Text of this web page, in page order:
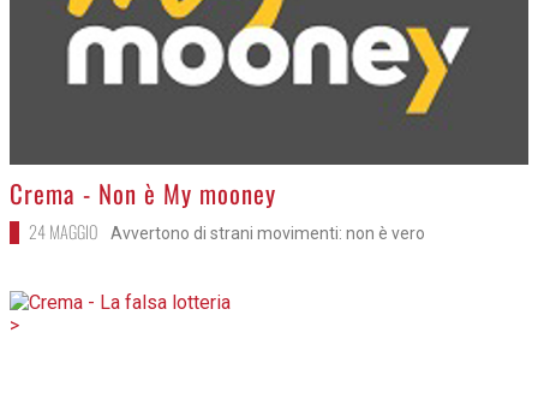
>
Crema - Non è My mooney
24 MAGGIO Avvertono di strani movimenti: non è vero
>